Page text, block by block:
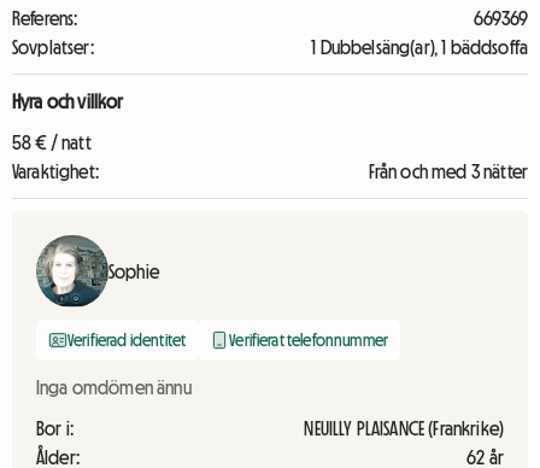
Referens:
669369
Sovplatser:
1 Dubbelsäng(ar), 1 bäddsoffa
Hyra och villkor
58 € / natt
Varaktighet:
Från och med 3 nätter
Sophie
Verifierad identitet Verifierat telefonnummer
Inga omdömen ännu
Bor i:
NEUILLY PLAISANCE (Frankrike)
Ålder:
62 år